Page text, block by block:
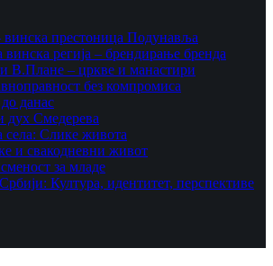
винска престоница Подунавља
винска регија – брендирање бренда
В.Плане – цркве и манастири
без компромиса
данас
дух Смедерева
села: Слике живота
и свакодневни живот
за младе
Култура, идентитет, перспективе